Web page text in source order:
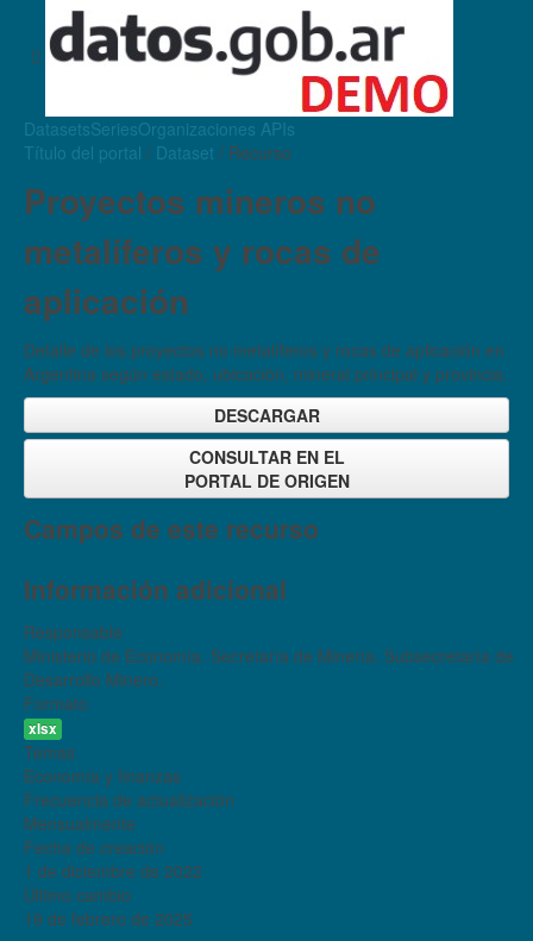
DatasetsSeriesOrganizaciones APIs
Título del portal / Dataset / Recurso
Proyectos mineros no
metalíferos y rocas de
aplicación
Detalle de los proyectos no metalíferos y rocas de aplicación en
Argentina según estado, ubicación, mineral principal y provincia.
DESCARGAR
CONSULTAR EN EL
PORTAL DE ORIGEN
Campos de este recurso
Información adicional
Responsable
Ministerio de Economía. Secretaría de Minería. Subsecretaría de
Desarrollo Minero.
Formato
xlsx
Temas
Economía y finanzas
Frecuencia de actualización
Mensualmente
Fecha de creación
1 de diciembre de 2022
Último cambio
19 de febrero de 2025